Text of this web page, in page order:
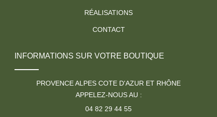
RÉALISATIONS
CONTACT
INFORMATIONS SUR VOTRE BOUTIQUE
PROVENCE ALPES COTE D'AZUR ET RHÔNE
APPELEZ-NOUS AU :
04 82 29 44 55